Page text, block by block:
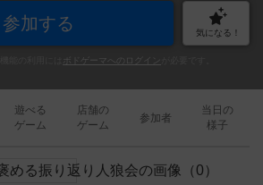
参加する 気になる！
ボドゲーマへのログイン
遊べる
ゲーム
店舗の
ゲーム
参加者
当日の
様子